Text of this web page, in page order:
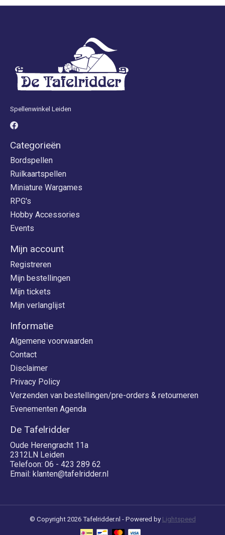
Spellenwinkel Leiden
Categorieën
Bordspellen
Ruilkaartspellen
Miniature Wargames
RPG's
Hobby Accessories
Events
Mijn account
Registreren
Mijn bestellingen
Mijn tickets
Mijn verlanglijst
Informatie
Algemene voorwaarden
Contact
Disclaimer
Privacy Policy
Verzenden van bestellingen/pre-orders & retourneren
Evenementen Agenda
De Tafelridder
Oude Herengracht 11a
2312LN Leiden
Telefoon: 06 - 423 289 62
Email: klanten@tafelridder.nl
© Copyright 2026 Tafelridder.nl - Powered by Lightspeed